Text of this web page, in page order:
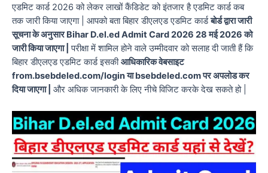
एडमिट कार्ड 2026 को लेकर लाखों कैंडिडेट को इंतजार है एडमिट कार्ड कब
तक जारी किया जाएगा | आपको बता बिहार डीएलएड एडमिट कार्डबोर्ड द्वारा जारी
सूचना के अनुसार Bihar D.el.ed Admit Card 2026 28 मई 2026 को
जारी किया जाएगा | परीक्षा में शामिल होने वाले उम्मीदवार को सलाह दी जाती हैं कि
बिहार डीएलएड एडमिट कार्ड इसकीआधिकारिक वेबसाइट
from.bsebdeled.com/login या bsebdeled.com पर अपलोड कर
दिया जाएगा | और अधिक जानकारी के लिए नीचे विजिट करके देख सकते हो |